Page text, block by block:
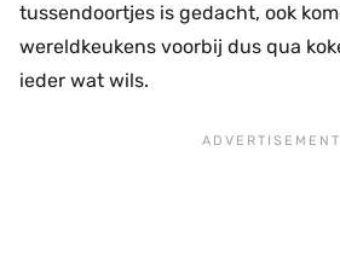
tussendoortjes is gedacht, ook
wereldkeukens voorbij dus qua
ieder wat wils.